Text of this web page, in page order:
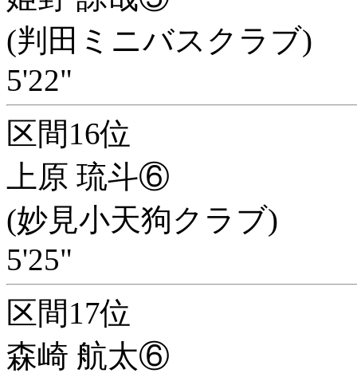
(判田ミニバスクラブ)
5'22"
区間16位
上原 琉斗⑥
(妙見小天狗クラブ)
5'25"
区間17位
森崎 航太⑥